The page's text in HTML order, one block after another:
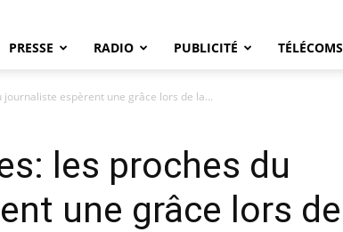
PRESSE RADIO PUBLICITÉ TÉLÉCOMS
espèrent une grâce lors de la...
les proches du
une grâce lors de